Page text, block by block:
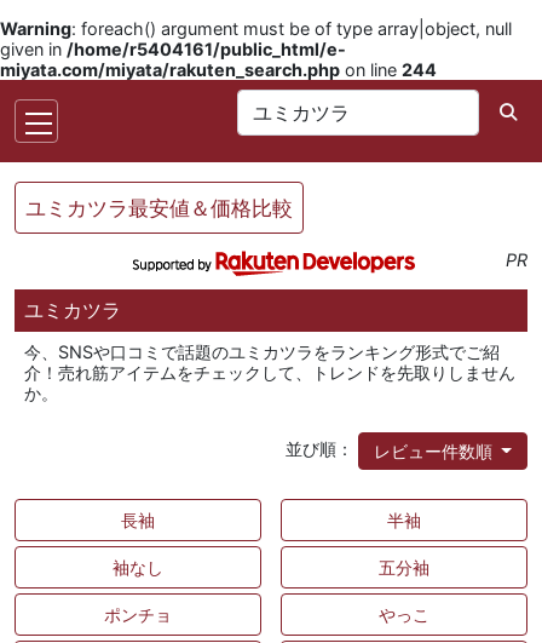
Warning: foreach() argument must be of type array|object, null
given in /home/r5404161/public_html/e-
miyata.com/miyata/rakuten_search.php on line 244
ユミカツラ最安値＆価格比較
PR
ユミカツラ
今、SNSや口コミで話題のユミカツラをランキング形式でご紹
介！売れ筋アイテムをチェックして、トレンドを先取りしません
か。
並び順： レビュー件数順
長袖 半袖
袖なし 五分袖
ポンチョ やっこ